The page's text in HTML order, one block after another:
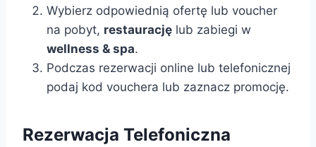
Wybierz odpowiednią ofertę lub voucher
na pobyt, restaurację lub zabiegi w
wellness & spa.
Podczas rezerwacji online lub telefonicznej
podaj kod vouchera lub zaznacz promocję.
Rezerwacja Telefoniczna